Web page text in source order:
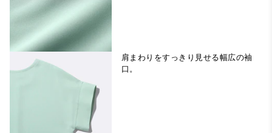
肩まわりをすっきり見せる幅広の袖
口。